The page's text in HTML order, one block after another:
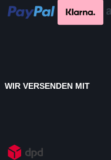
WIR VERSENDEN MIT